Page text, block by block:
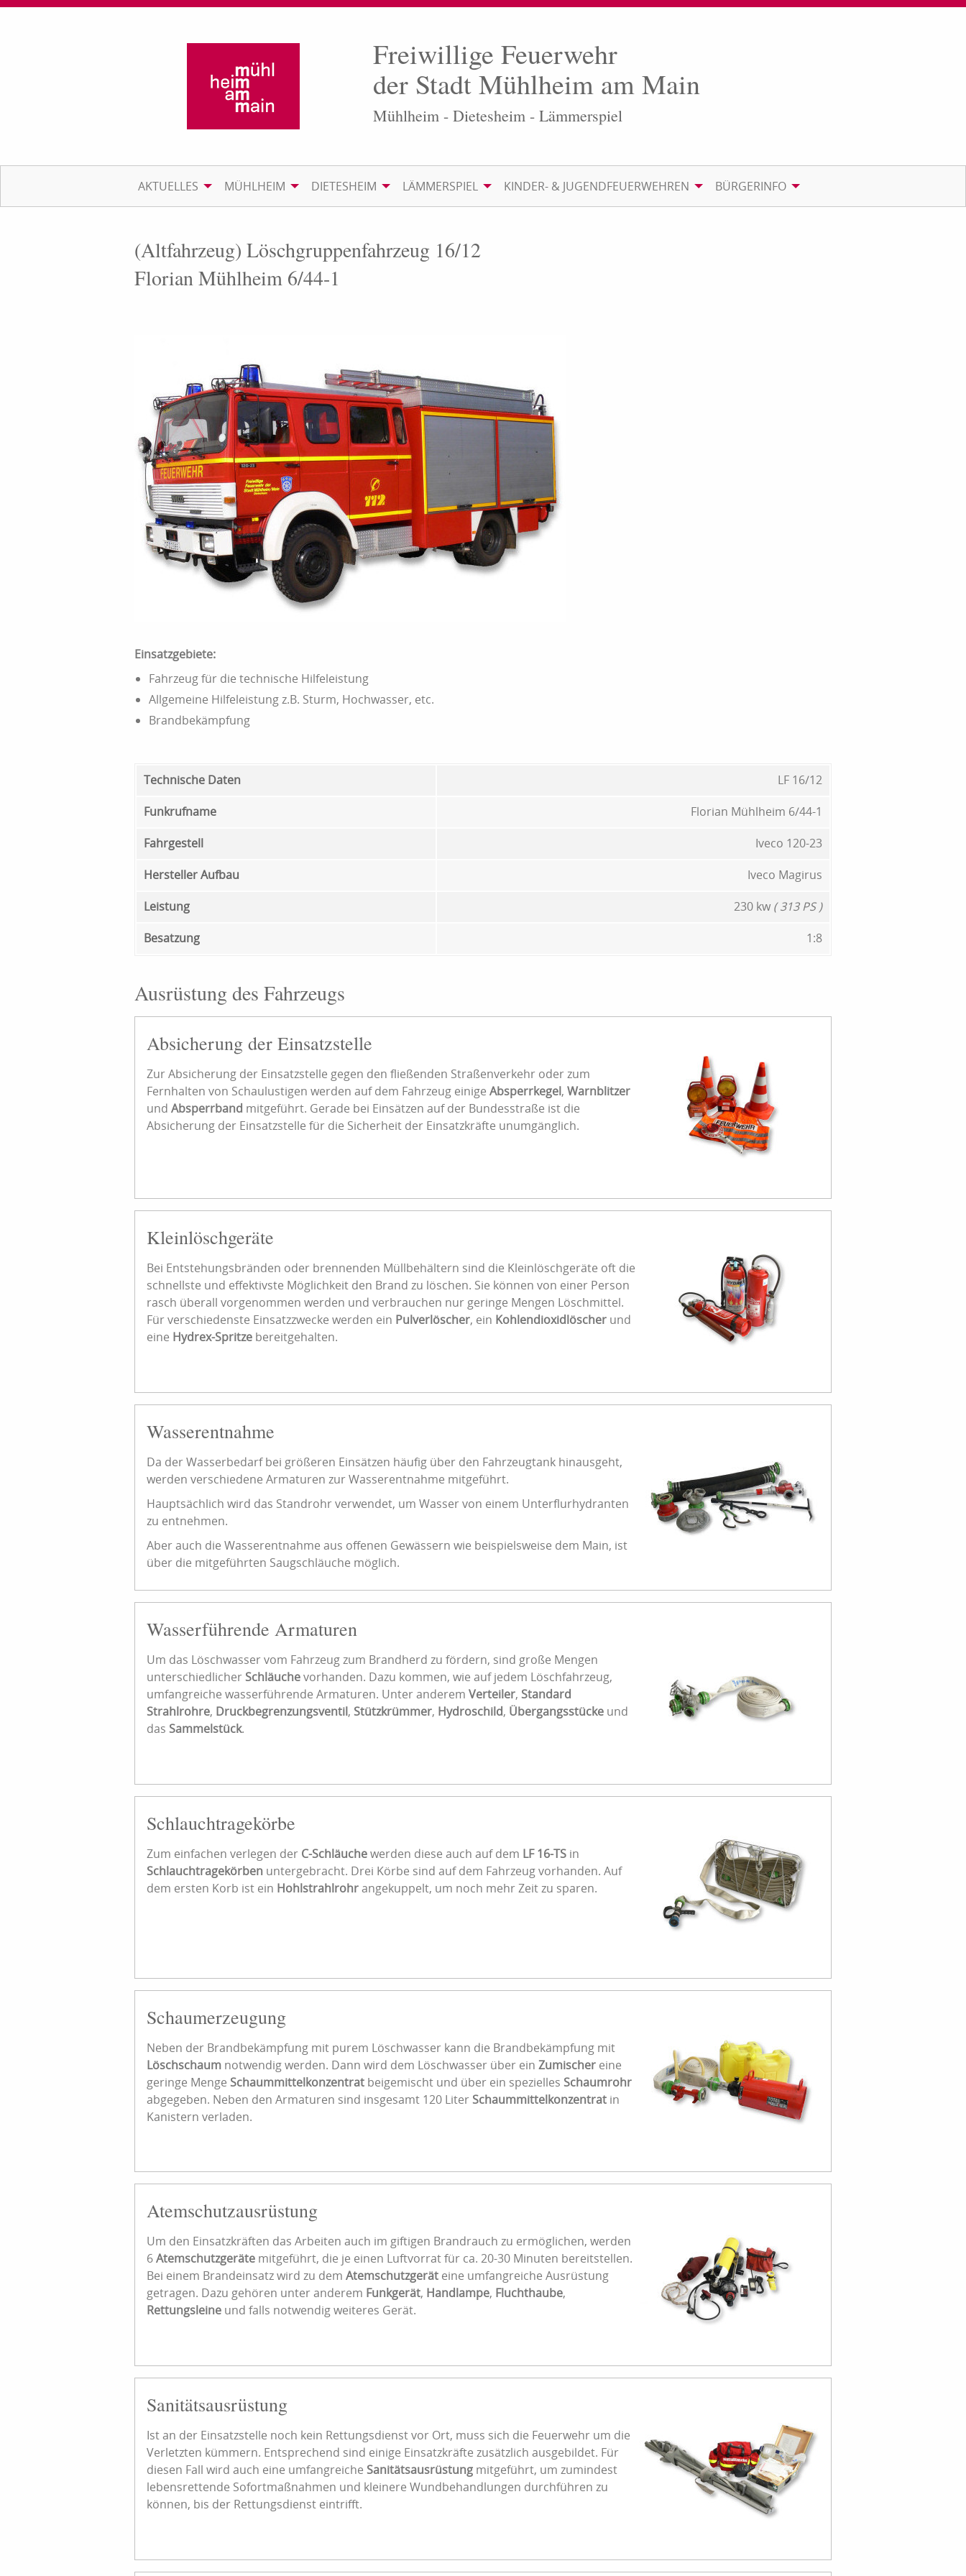
Freiwillige Feuerwehr
der Stadt Mühlheim am Main
Mühlheim - Dietesheim - Lämmerspiel
AKTUELLES MÜHLHEIM DIETESHEIM LÄMMERSPIEL KINDER- & JUGENDFEUERWEHREN BÜRGERINFO
(Altfahrzeug) Löschgruppenfahrzeug 16/12
Florian Mühlheim 6/44-1
Einsatzgebiete:
Fahrzeug für die technische Hilfeleistung
Allgemeine Hilfeleistung z.B. Sturm, Hochwasser, etc.
Brandbekämpfung
Technische Daten
LF 16/12
Funkrufname
Florian Mühlheim 6/44-1
Fahrgestell
Iveco 120-23
Hersteller Aufbau
Iveco Magirus
Leistung
230 kw ( 313 PS )
Besatzung
1:8
Ausrüstung des Fahrzeugs
Absicherung der Einsatzstelle
Zur Absicherung der Einsatzstelle gegen den fließenden Straßenverkehr oder zum
Fernhalten von Schaulustigen werden auf dem Fahrzeug einige Absperrkegel, Warnblitzer
und Absperrband mitgeführt. Gerade bei Einsätzen auf der Bundesstraße ist die
Absicherung der Einsatzstelle für die Sicherheit der Einsatzkräfte unumgänglich.
Kleinlöschgeräte
Bei Entstehungsbränden oder brennenden Müllbehältern sind die Kleinlöschgeräte oft die
schnellste und effektivste Möglichkeit den Brand zu löschen. Sie können von einer Person
rasch überall vorgenommen werden und verbrauchen nur geringe Mengen Löschmittel.
Für verschiedenste Einsatzzwecke werden ein Pulverlöscher, ein Kohlendioxidlöscher und
eine Hydrex-Spritze bereitgehalten.
Wasserentnahme
Da der Wasserbedarf bei größeren Einsätzen häufig über den Fahrzeugtank hinausgeht,
werden verschiedene Armaturen zur Wasserentnahme mitgeführt.
Hauptsächlich wird das Standrohr verwendet, um Wasser von einem Unterflurhydranten
zu entnehmen.
Aber auch die Wasserentnahme aus offenen Gewässern wie beispielsweise dem Main, ist
über die mitgeführten Saugschläuche möglich.
Wasserführende Armaturen
Um das Löschwasser vom Fahrzeug zum Brandherd zu fördern, sind große Mengen
unterschiedlicherSchläuchevorhanden. Dazu kommen, wie auf jedem Löschfahrzeug,
umfangreiche wasserführende Armaturen. Unter anderem Verteiler, Standard
Strahlrohre, Druckbegrenzungsventil, Stützkrümmer, Hydroschild, Übergangsstücke und
das Sammelstück.
Schlauchtragekörbe
Zum einfachen verlegen der C-Schläuchewerden diese auch auf dem LF 16-TS in
Schlauchtragekörben untergebracht. Drei Körbe sind auf dem Fahrzeug vorhanden. Auf
dem ersten Korb ist ein Hohlstrahlrohrangekuppelt, um noch mehr Zeit zu sparen.
Schaumerzeugung
Neben der Brandbekämpfung mit purem Löschwasser kann die Brandbekämpfung mit
Löschschaum notwendig werden. Dann wird dem Löschwasser über ein Zumischer eine
geringe Menge Schaummittelkonzentrat beigemischt und über ein spezielles Schaumrohr
abgegeben. Neben den Armaturen sind insgesamt 120 LiterSchaummittelkonzentrat in
Kanistern verladen.
Atemschutzausrüstung
Um den Einsatzkräften das Arbeiten auch im giftigen Brandrauch zu ermöglichen, werden
6Atemschutzgeräte mitgeführt, die je einen Luftvorrat für ca. 20-30 Minuten bereitstellen.
Bei einem Brandeinsatz wird zu dem Atemschutzgerät eine umfangreiche Ausrüstung
getragen. Dazu gehören unter anderem Funkgerät, Handlampe, Fluchthaube,
Rettungsleine und falls notwendig weiteres Gerät.
Sanitätsausrüstung
Ist an der Einsatzstelle noch kein Rettungsdienst vor Ort, muss sich die Feuerwehr um die
Verletzten kümmern. Entsprechend sind einige Einsatzkräfte zusätzlich ausgebildet. Für
diesen Fall wird auch eine umfangreiche Sanitätsausrüstung mitgeführt, um zumindest
lebensrettende Sofortmaßnahmen und kleinere Wundbehandlungen durchführen zu
können, bis der Rettungsdienst eintrifft.